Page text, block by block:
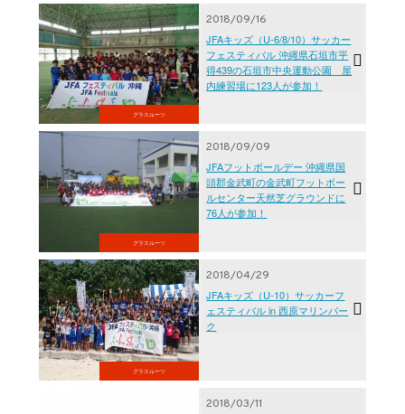
グラスルーツ
2018/09/16
JFAキッズ（U-6/8/10）サッカー
フェスティバル 沖縄県石垣市平
得439の石垣市中央運動公園 屋
内練習場に123人が参加！
グラスルーツ
2018/09/09
JFAフットボールデー 沖縄県国
頭郡金武町の金武町フットボー
ルセンター天然芝グラウンドに
76人が参加！
グラスルーツ
2018/04/29
JFAキッズ（U-10）サッカーフ
ェスティバル in 西原マリンパー
ク
2018/03/11